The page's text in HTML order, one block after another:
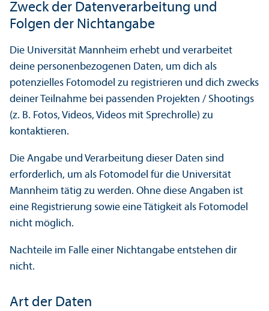
Zweck der Datenverarbeitung und
Folgen der Nichtangabe
Die Universität Mannheim erhebt und verarbeitet
deine personenbezogenen Daten, um dich als
potenzielles Fotomodel zu registrieren und dich zwecks
deiner Teilnahme bei passenden Projekten / Shootings
(z. B. Fotos, Videos, Videos mit Sprechrolle) zu
kontaktieren.
Die Angabe und Verarbeitung dieser Daten sind
erforderlich, um als Fotomodel für die Universität
Mannheim tätig zu werden. Ohne diese Angaben ist
eine Registrierung sowie eine Tätigkeit als Fotomodel
nicht möglich.
Nachteile im Falle einer Nichtangabe entstehen dir
nicht.
Art der Daten